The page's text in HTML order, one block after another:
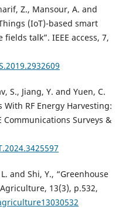
Z., Mansour, A. and
(IoT)-based smart
talk”. IEEE access, 7,
S., Jiang, Y. and Yuen, C.
With RF Energy Harvesting:
Communications Surveys &
and Shi, Y., “Greenhouse
13(3), p.532,